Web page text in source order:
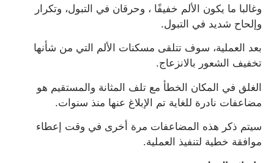
وغالبا ما يكون الألم خفيفًا ، وحرقان في التبول، وتكرار
وإلحاح شديد في التبول.
بعد العملية، سوف تتلقى مسكنات الألم التي من شأنها
تخفيف الشعور بالانزعاج.
الغلق في المكان الخطأ مع تلف المثانة والمستقيم هو
مضاعفات نادرة للغاية تم الإبلاغ عنها منذ سنوات.
سيتم ذكر هذه المضاعفات مرة أخرى في وقت إعطاء
موافقة خطية لتنفيذ العملية.